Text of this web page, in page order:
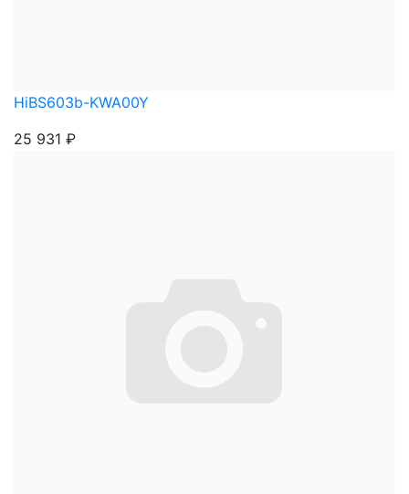
HiBS603b-KWA00Y
25 931 ₽